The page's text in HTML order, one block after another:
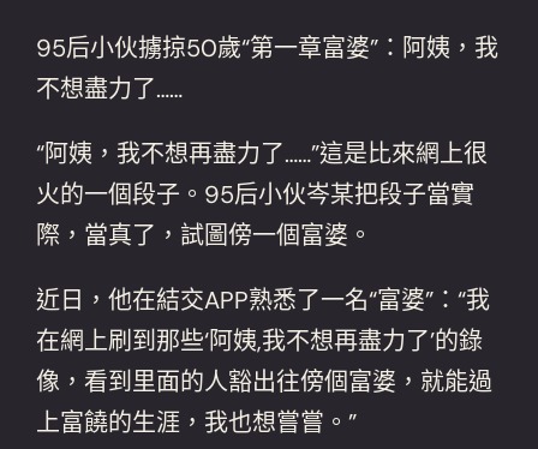
95后小伙擄掠50歲“第一章富婆”：阿姨，我
不想盡力了……
“阿姨，我不想再盡力了……”這是比來網上很
火的一個段子。95后小伙岑某把段子當實
際，當真了，試圖傍一個富婆。
近日，他在結交APP熟悉了一名“富婆”：“我
在網上刷到那些‘阿姨,我不想再盡力了’的錄
像，看到里面的人豁出往傍個富婆，就能過
上富饒的生涯，我也想嘗嘗。”